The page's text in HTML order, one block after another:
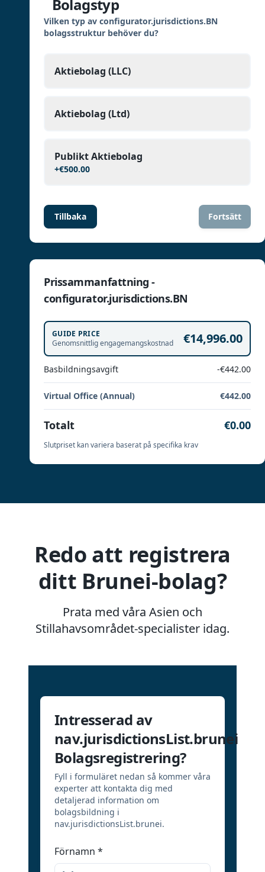
Bolagstyp
Vilken typ av configurator.jurisdictions.BN
bolagsstruktur behöver du?
Aktiebolag (LLC)
Aktiebolag (Ltd)
Publikt Aktiebolag
+€500.00
Tillbaka Fortsätt
Prissammanfattning -
configurator.jurisdictions.BN
GUIDE PRICE
Genomsnittlig engagemangskostnad
€14,996.00
Basbildningsavgift -€442.00
Virtual Office (Annual) €442.00
Totalt €0.00
Slutpriset kan variera baserat på specifika krav
Redo att registrera
ditt Brunei-bolag?
Prata med våra Asien och
Stillahavsområdet-specialister idag.
Intresserad av
nav.jurisdictionsList.brunei
Bolagsregistrering?
Fyll i formuläret nedan så kommer våra
experter att kontakta dig med
detaljerad information om
bolagsbildning i
nav.jurisdictionsList.brunei.
Förnamn *